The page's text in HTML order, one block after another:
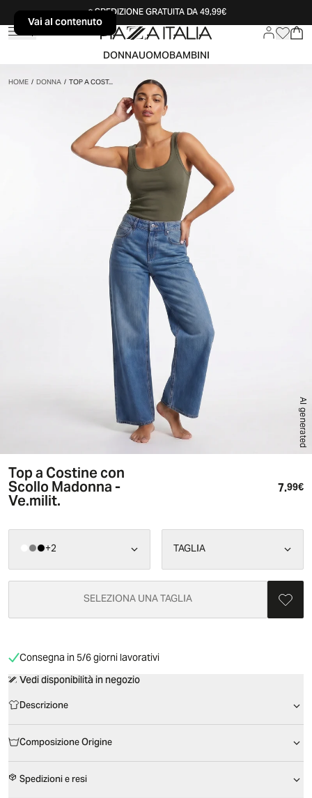
Vai al contenutoSPEDIZIONE GRATUITA DA 49,99€
DONNAUOMOBAMBINI
HOME/DONNA/TOP A COST...
AI generated
Top a Costine con
Scollo Madonna -
Ve.milit. 7.99€
+2 TAGLIA
SELEZIONA UNA TAGLIA
Consegna in 5/6 giorni lavorativi
Vedi disponibilità in negozio
Descrizione
Composizione Origine
Spedizioni e resi
Vai al contenuto